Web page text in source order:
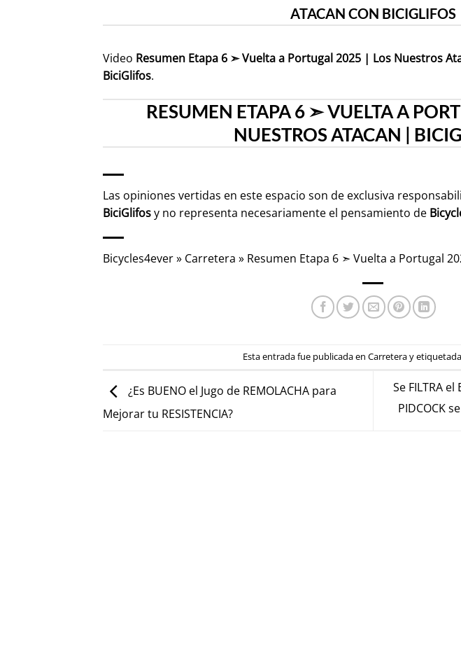
ATACAN CON BICIGLIFOS
Video Resumen Etapa 6 ➣ Vuelta a Portugal 2025 | Los Nuestros
BiciGlifos.
RESUMEN ETAPA 6 ➣ VUELTA A
NUESTROS ATACAN |
Las opiniones vertidas en este espacio son de exclusiva
BiciGlifosy no representa necesariamente el pensamiento de
Bicycles4ever» Carretera » Resumen Etapa 6 ➣ Vuelta a Portugal
Esta entrada fue publicada enCarreteray etiquetada
¿Es BUENO el Jugo de REMOLACHA para
Mejorar tu RESISTENCIA?
Se FILTRA
PIDCOCK